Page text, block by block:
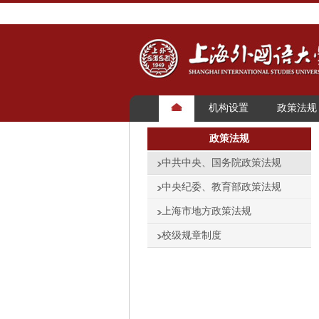
机构设置 政策法规
政策法规
中共中央、国务院政策法规
中央纪委、教育部政策法规
上海市地方政策法规
校级规章制度